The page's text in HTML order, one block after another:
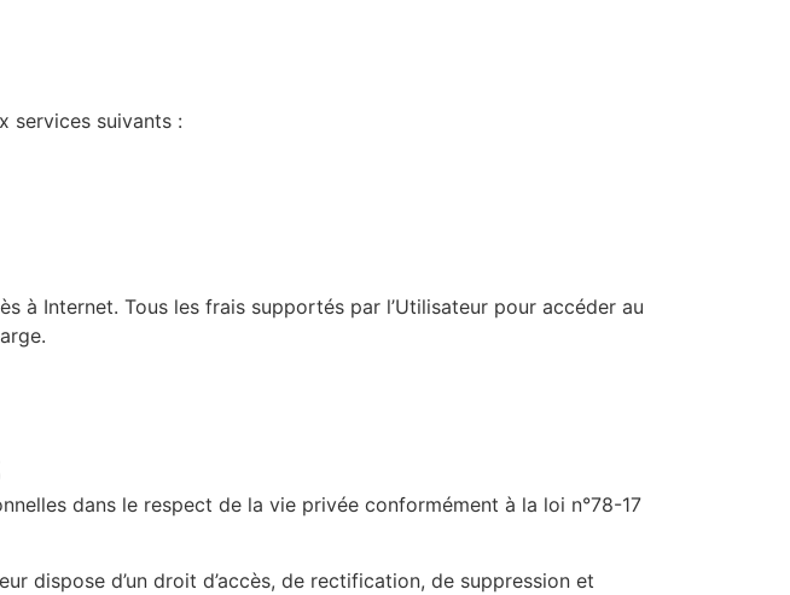
services suivants :
à Internet. Tous les frais supportés par l’Utilisateur pour accéder au
dans le respect de la vie privée conformément à la loi n°78-17
dispose d’un droit d’accès, de rectification, de suppression et